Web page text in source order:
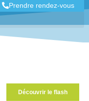
Prendre rendez-vous
Découvrir le flash